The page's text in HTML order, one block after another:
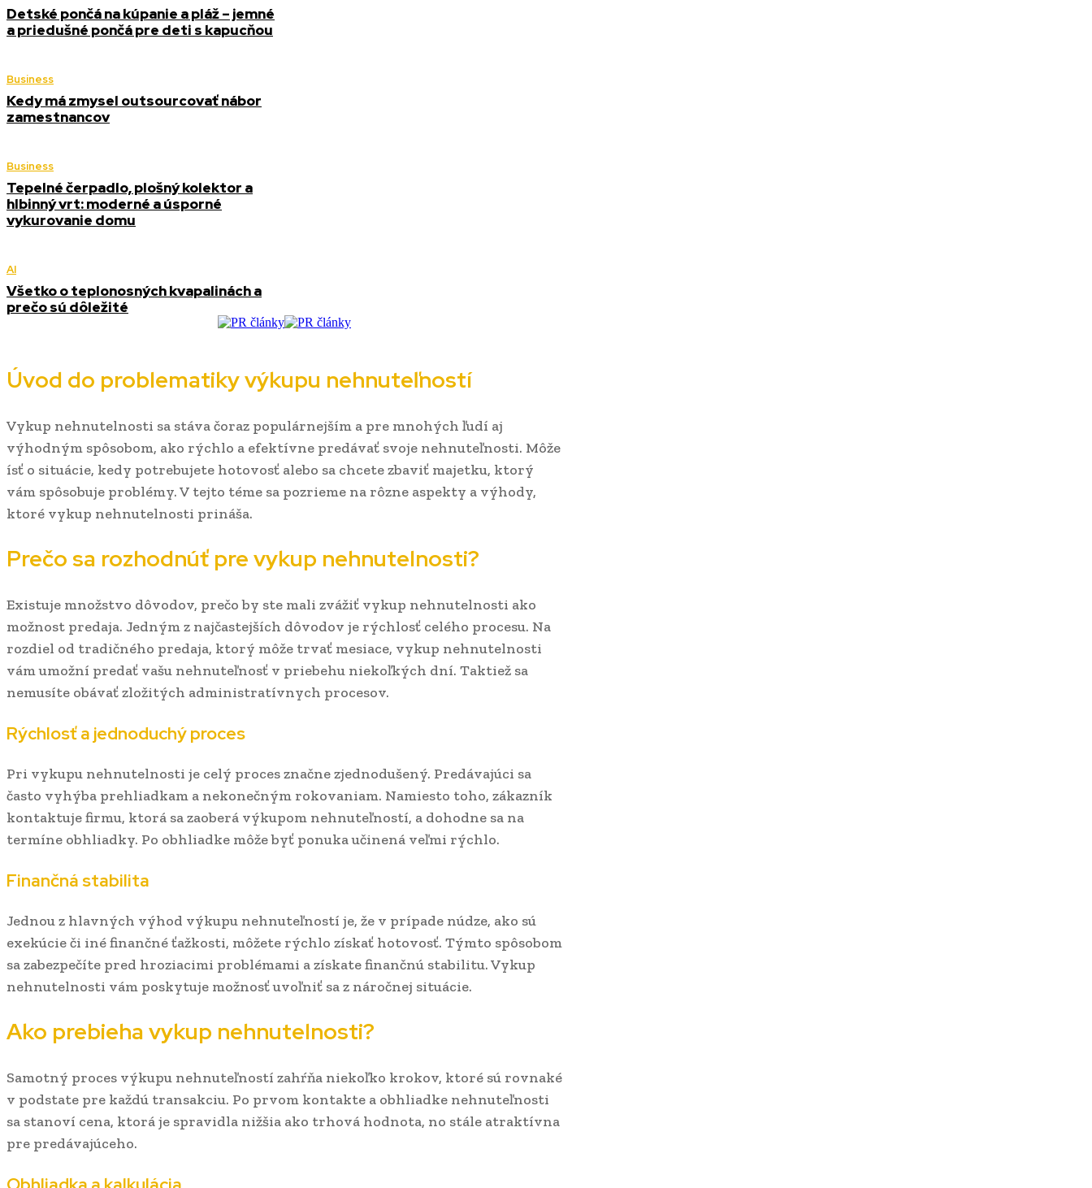
Detské pončá na kúpanie a pláž – jemné
a priedušné pončá pre deti s kapucňou
Business
Kedy má zmysel outsourcovať nábor
zamestnancov
Business
Tepelné čerpadlo, plošný kolektor a
hlbinný vrt: moderné a úsporné
vykurovanie domu
AI
Všetko o teplonosných kvapalinách a
prečo sú dôležité
Úvod do problematiky výkupu nehnuteľností
Vykup nehnutelnosti sa stáva čoraz populárnejším a pre mnohých ľudí aj
výhodným spôsobom, ako rýchlo a efektívne predávať svoje nehnuteľnosti. Môže
ísť o situácie, kedy potrebujete hotovosť alebo sa chcete zbaviť majetku, ktorý
vám spôsobuje problémy. V tejto téme sa pozrieme na rôzne aspekty a výhody,
ktoré vykup nehnutelnosti prináša.
Prečo sa rozhodnúť pre vykup nehnutelnosti?
Existuje množstvo dôvodov, prečo by ste mali zvážiť vykup nehnutelnosti ako
možnost predaja. Jedným z najčastejších dôvodov je rýchlosť celého procesu. Na
rozdiel od tradičného predaja, ktorý môže trvať mesiace, vykup nehnutelnosti
vám umožní predať vašu nehnuteľnosť v priebehu niekoľkých dní. Taktiež sa
nemusíte obávať zložitých administratívnych procesov.
Rýchlosť a jednoduchý proces
Pri vykupu nehnutelnosti je celý proces značne zjednodušený. Predávajúci sa
často vyhýba prehliadkam a nekonečným rokovaniam. Namiesto toho, zákazník
kontaktuje firmu, ktorá sa zaoberá výkupom nehnuteľností, a dohodne sa na
termíne obhliadky. Po obhliadke môže byť ponuka učinená veľmi rýchlo.
Finančná stabilita
Jednou z hlavných výhod výkupu nehnuteľností je, že v prípade núdze, ako sú
exekúcie či iné finančné ťažkosti, môžete rýchlo získať hotovosť. Týmto spôsobom
sa zabezpečíte pred hroziacimi problémami a získate finančnú stabilitu. Vykup
nehnutelnosti vám poskytuje možnosť uvoľniť sa z náročnej situácie.
Ako prebieha vykup nehnutelnosti?
Samotný proces výkupu nehnuteľností zahŕňa niekoľko krokov, ktoré sú rovnaké
v podstate pre každú transakciu. Po prvom kontakte a obhliadke nehnuteľnosti
sa stanoví cena, ktorá je spravidla nižšia ako trhová hodnota, no stále atraktívna
pre predávajúceho.